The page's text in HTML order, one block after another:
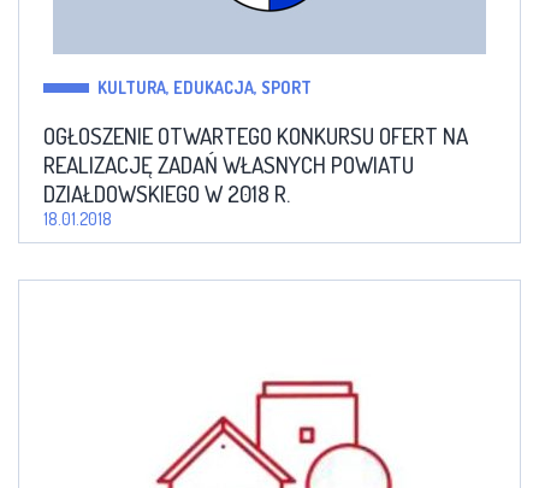
KULTURA, EDUKACJA, SPORT
OGŁOSZENIE OTWARTEGO KONKURSU OFERT NA
REALIZACJĘ ZADAŃ WŁASNYCH POWIATU
DZIAŁDOWSKIEGO W 2018 R.
18.01.2018